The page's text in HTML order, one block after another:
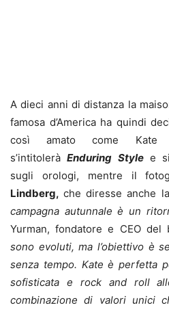
A dieci anni di distanza la
famosa d’America ha quindi
così amato come Kate
s’intitoleràEnduring Style e
sugli orologi, mentre il
Lindberg,che diresse anche
campagna autunnale è un
Yurman, fondatore e CEO del
sono evoluti, ma l’obiettivo è
senza tempo. Kate è perfetta
sofisticata e rock and roll
combinazione di valori unici